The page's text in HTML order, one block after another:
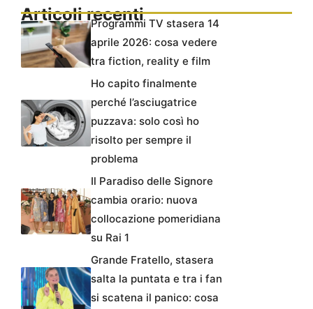
Articoli recentiProgrammi TV stasera 14
aprile 2026: cosa vedere
tra fiction, reality e film
Ho capito finalmente
perché l’asciugatrice
puzzava: solo così ho
risolto per sempre il
problema
Il Paradiso delle Signore
cambia orario: nuova
collocazione pomeridiana
su Rai 1
Grande Fratello, stasera
salta la puntata e tra i fan
si scatena il panico: cosa